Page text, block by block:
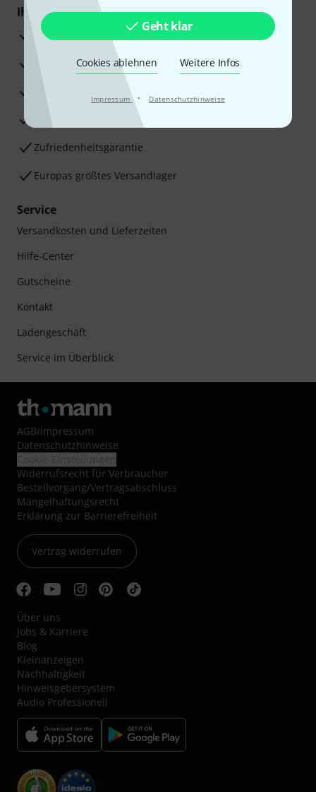
Geht klar
Cookies ablehnen Weitere Infos
Impressum · Datenschutzhinweise
Ihre Vorteile
3 Jahre Thomann Garantie
30 Tage Money-Back-Garantie
Beratung durch Fachexperten
Zufriedenheitsgarantie
Europas größtes Versandlager
Service
Versandkosten und Lieferzeiten
Hilfe-Center
Gutscheine
Kontakt
Ladengeschäft
Service im Überblick
AGB/Impressum
Datenschutzhinweise
Widerrufsrecht für Verbraucher
Bestellvorgang/Vertragsabschluss
Mängelhaftungsrecht
Erklärung zur Barrierefreiheit
Vertrag widerrufen
Über uns
Jobs & Karriere
Blog
Kleinanzeigen
Nachhaltigkeit
Hinweisgebersystem
Audio Professionell